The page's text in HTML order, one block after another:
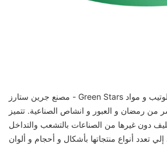
مصنع جرين ستارز - Green Stars من افضل مصانع السلوتيب و مواد
من رمضان و العبور و انشاص الصناعية. تتميز
دون غيرها من الصناعات بالتشعب والتداخل
تعدد أنواع منتجاتها بأشكال و أحجام و ألوان